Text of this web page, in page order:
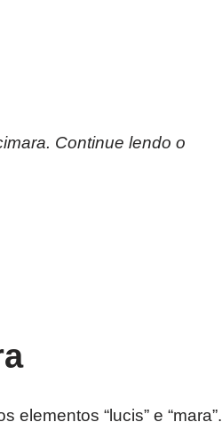
Continue lendo o
“lucis” e “mara”.